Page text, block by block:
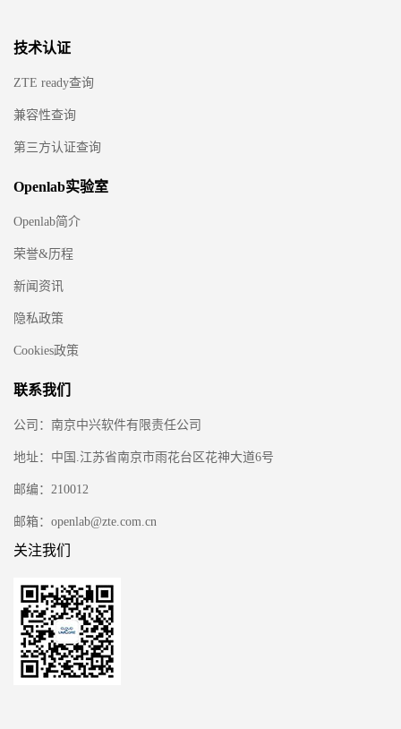
技术认证
ZTE ready查询
兼容性查询
第三方认证查询
Openlab实验室
Openlab简介
荣誉&历程
新闻资讯
隐私政策
Cookies政策
联系我们
公司：南京中兴软件有限责任公司
地址：中国.江苏省南京市雨花台区花神大道6号
邮编：210012
邮箱：openlab@zte.com.cn
关注我们